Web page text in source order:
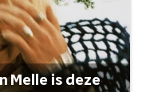
Melle is deze